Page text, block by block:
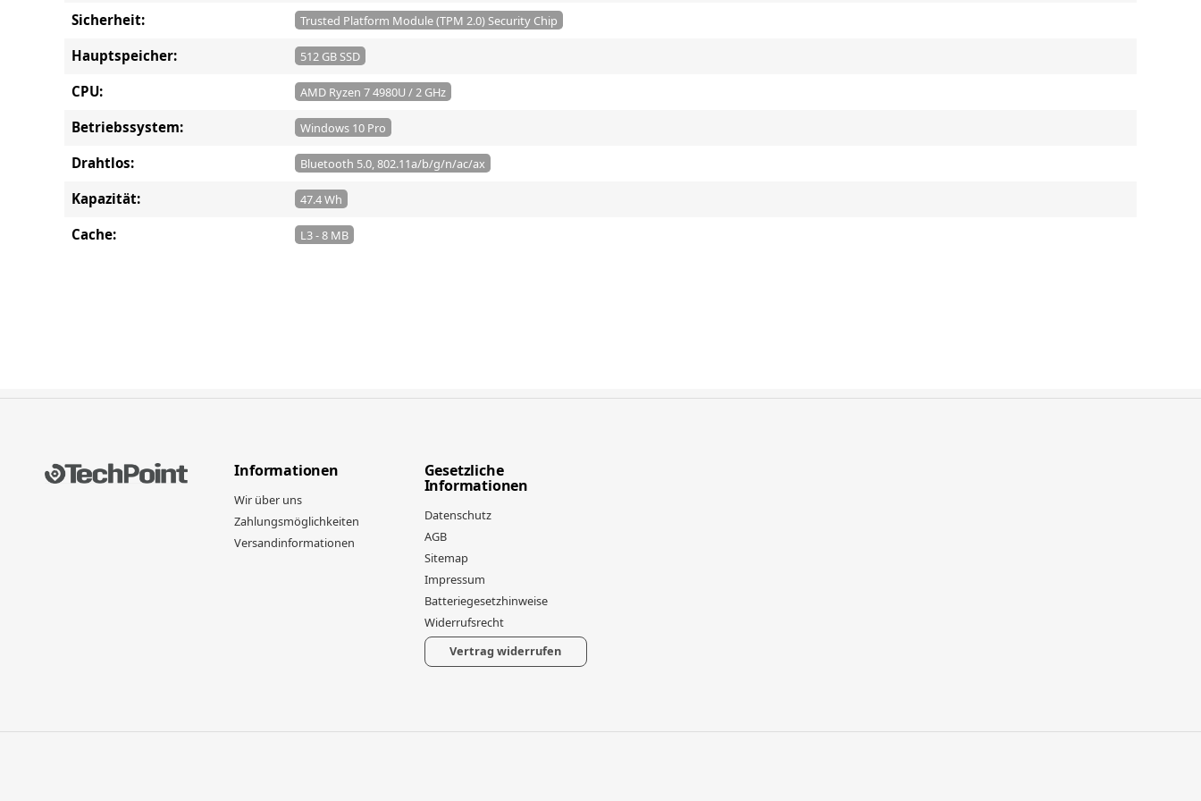
Sicherheit: Trusted Platform Module (TPM 2.0) Security Chip
Hauptspeicher: 512 GB SSD
CPU: AMD Ryzen 7 4980U / 2 GHz
Betriebssystem: Windows 10 Pro
Drahtlos: Bluetooth 5.0, 802.11a/b/g/n/ac/ax
Kapazität: 47.4 Wh
Cache: L3 - 8 MB
Informationen
Wir über uns
Zahlungsmöglichkeiten
Versandinformationen
Gesetzliche
Informationen
Datenschutz
AGB
Sitemap
Impressum
Batteriegesetzhinweise
Widerrufsrecht
Vertrag widerrufen